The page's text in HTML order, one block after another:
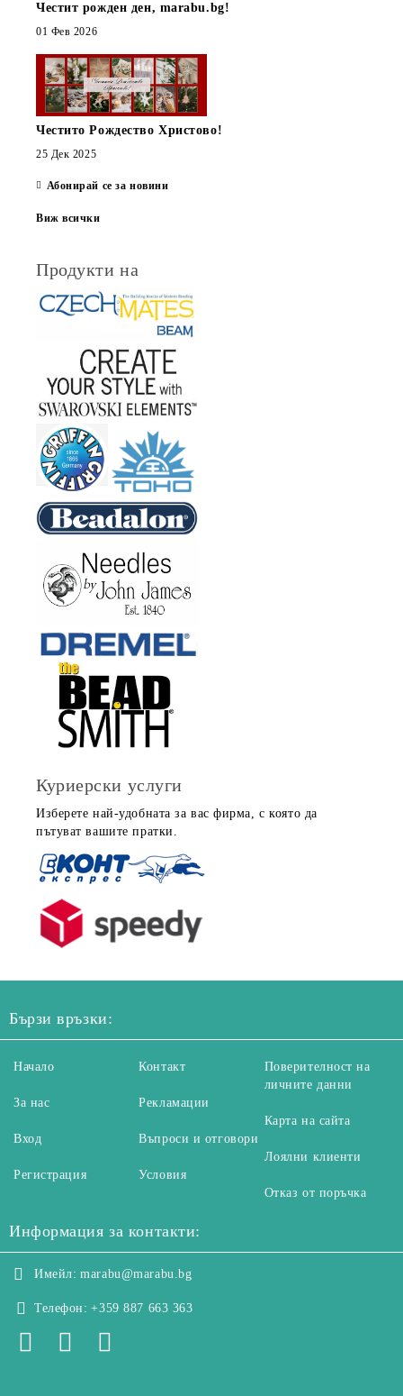
Честит рожден ден, marabu.bg!
01 Фев 2026
Честито Рождество Христово!
25 Дек 2025
Абонирай се за новини
Виж всички
Продукти на
Куриерски услуги
Изберете най-удобната за вас фирма, с която да
пътуват вашите пратки.
Бързи връзки:
Начало
За нас
Вход
Регистрация
Контакт
Рекламации
Въпроси и отговори
Условия
Поверителност на
личните данни
Карта на сайта
Лоялни клиенти
Отказ от поръчка
Информация за контакти:
Имейл: marabu@marabu.bg
Телефон: +359 887 663 363